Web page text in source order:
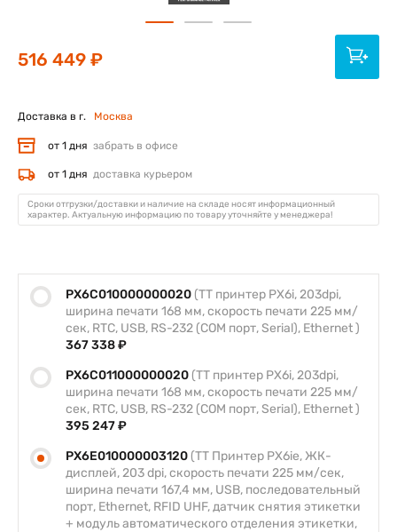
PX6C010000000020 (TT принтер PX6i, 203dpi,
ширина печати 168 мм, скорость печати 225 мм/
сек, RTC, USB, RS-232 (COM порт, Serial), Ethernet )
367 338 ₽
PX6C011000000020 (TT принтер PX6i, 203dpi,
ширина печати 168 мм, скорость печати 225 мм/
сек, RTC, USB, RS-232 (COM порт, Serial), Ethernet )
395 247 ₽
PX6E010000003120 (ТT Принтер PX6ie, ЖК-
дисплей, 203 dpi, скорость печати 225 мм/сек,
ширина печати 167,4 мм, USB, последовательный
порт, Ethernet, RFID UHF, датчик снятия этикетки
+ модуль автоматического отделения этикетки,
516 449 ₽
Доставка в г. Москва
от 1 дня забрать в офисе
от 1 дня доставка курьером
Сроки отгрузки/доставки и наличие на складе носят информационный
характер. Актуальную информацию по товару уточняйте у менеджера!